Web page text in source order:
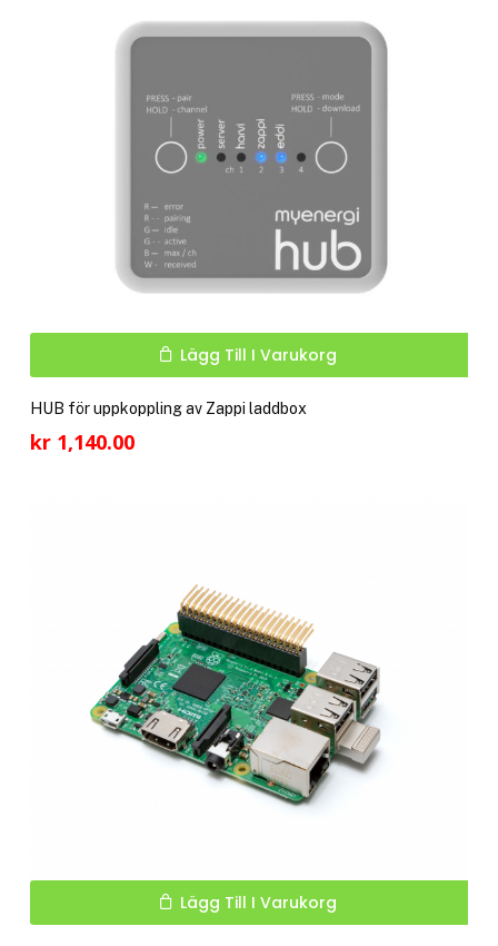
Lägg Till I Varukorg
HUB för uppkoppling av Zappi laddbox
kr1,140.00
Lägg Till I Varukorg